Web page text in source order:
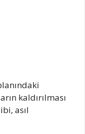
kaldırılması
asıl